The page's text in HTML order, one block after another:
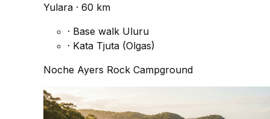
Yulara · 60 km
· Base walk Uluru
· Kata Tjuta (Olgas)
Noche Ayers Rock Campground